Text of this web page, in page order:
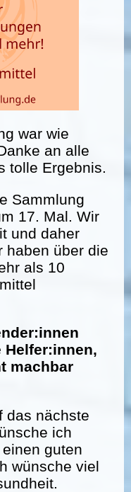
war wie
an alle
tolle Ergebnis.
Sammlung
17. Mal. Wir
und daher
haben über die
als 10
Helfer:innen,
machbar
das nächste
ich
guten
wünsche viel